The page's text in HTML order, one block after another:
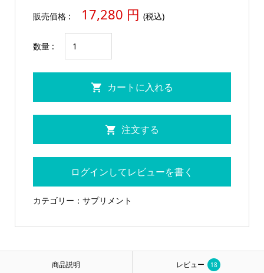
販売価格 : 17,280 円 (税込)
数量 :
カートに入れる
注文する
ログインしてレビューを書く
カテゴリー： サプリメント
商品説明 レビュー 18